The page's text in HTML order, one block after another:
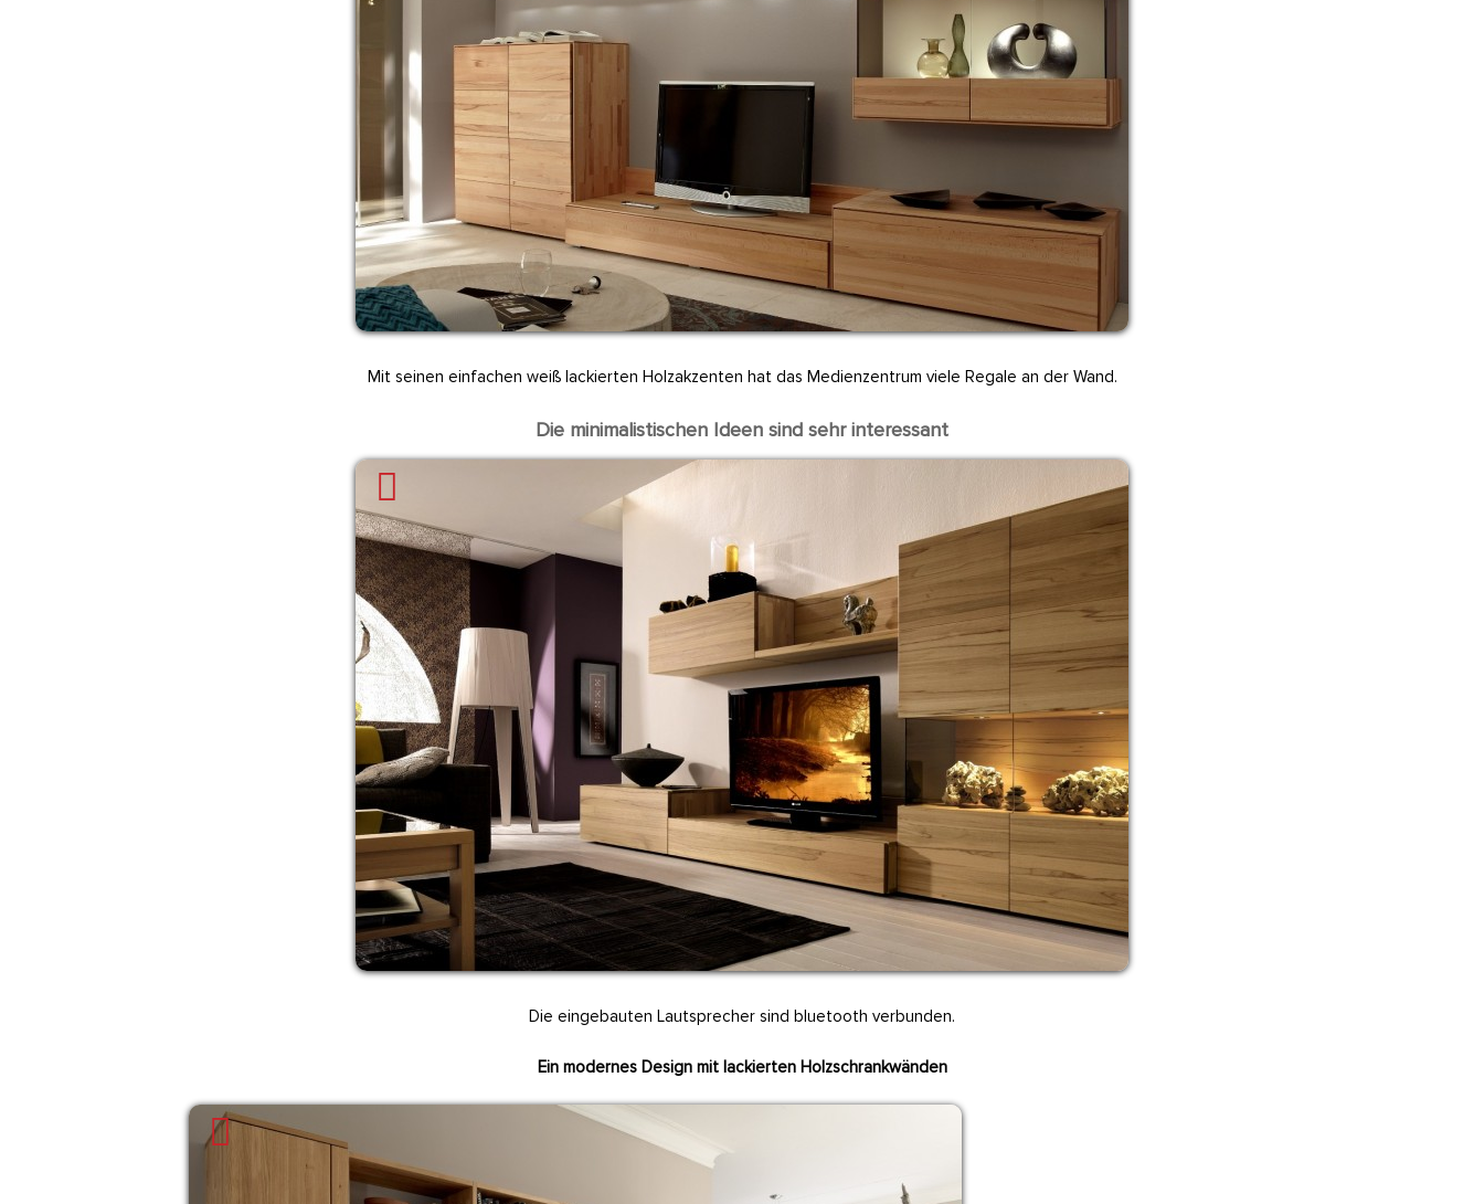
Mit seinen einfachen weiß lackierten Holzakzenten hat das Medienzentrum viele Regale an der Wand.
Die minimalistischen Ideen sind sehr interessant
Die eingebauten Lautsprecher sind bluetooth verbunden.
Ein modernes Design mit lackierten Holzschrankwänden